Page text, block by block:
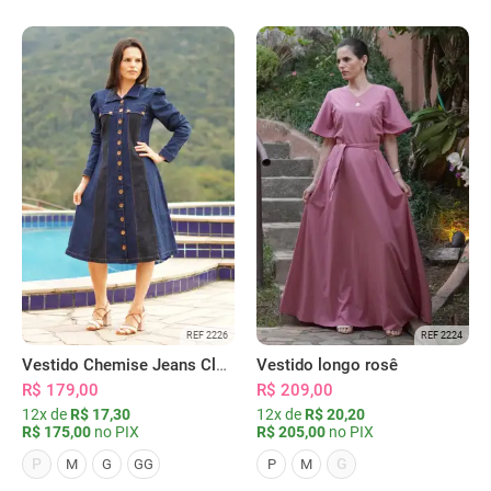
REF 2226
Vestido Chemise Jeans Clássica Serena
R$ 179,00
12x de R$ 17,30
R$ 175,00 no PIX
P
M G GG
REF 2224
Vestido longo rosê
R$ 209,00
12x de R$ 20,20
R$ 205,00 no PIX
P M G